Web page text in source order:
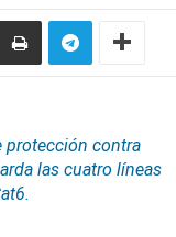
protección contra
las cuatro líneas